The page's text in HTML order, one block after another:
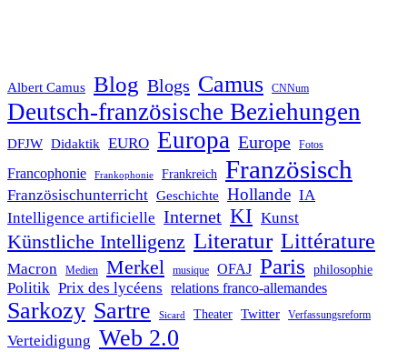
Albert Camus Blog Blogs Camus CNNum
Deutsch-französische Beziehungen
DFJW Didaktik EURO Europa Europe Fotos
Francophonie Frankophonie Frankreich Französisch
Französischunterricht Geschichte Hollande IA
Intelligence artificielle Internet KI Kunst
Künstliche Intelligenz Literatur Littérature
Macron Medien Merkel musique OFAJ Paris philosophie
Politik Prix des lycéens relations franco-allemandes
Sarkozy Sartre Sicard Theater Twitter Verfassungsreform
Verteidigung Web 2.0